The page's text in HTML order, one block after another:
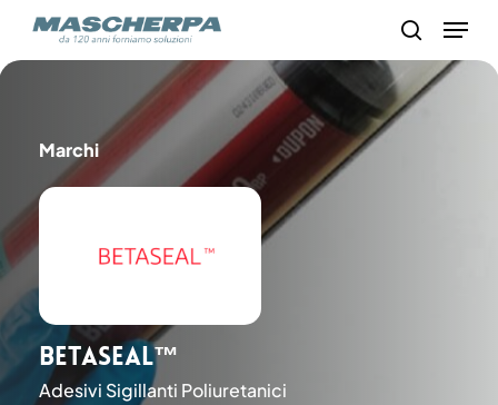
content
Menu
Marchi
BETASEAL™
Adesivi Sigillanti Poliuretanici